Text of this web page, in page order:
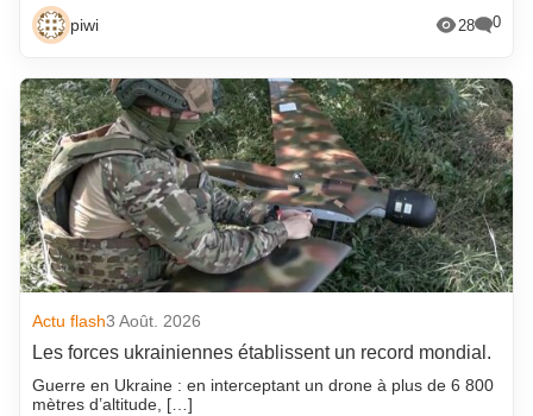
piwi 28 0
Actu flash3 Août. 2026
Les forces ukrainiennes établissent un record mondial.
Guerre en Ukraine : en interceptant un drone à plus de 6 800
mètres d’altitude, […]